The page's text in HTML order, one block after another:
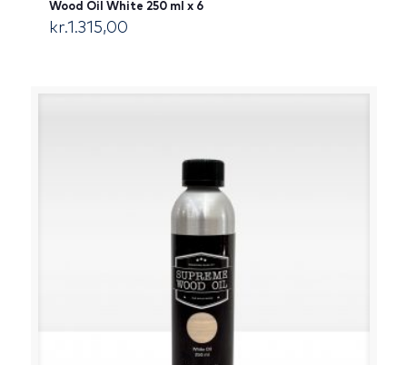
Wood Oil White 250 ml x 6
kr.1.315,00